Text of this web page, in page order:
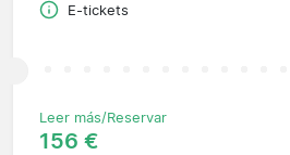
E-tickets
Leer más/Reservar
156 €